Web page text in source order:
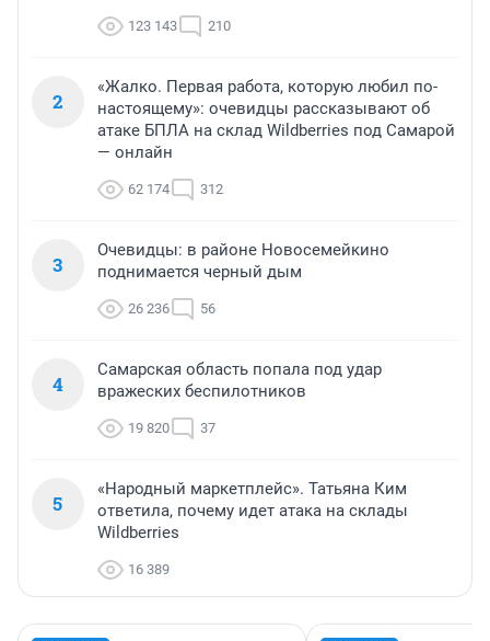
123 143 210
2
«Жалко. Первая работа, которую любил по-
настоящему»: очевидцы рассказывают об
атаке БПЛА на склад Wildberries под Самарой
— онлайн
62 174 312
3
Очевидцы: в районе Новосемейкино
поднимается черный дым
26 236 56
4
Самарская область попала под удар
вражеских беспилотников
19 820 37
5
«Народный маркетплейс». Татьяна Ким
ответила, почему идет атака на склады
Wildberries
16 389